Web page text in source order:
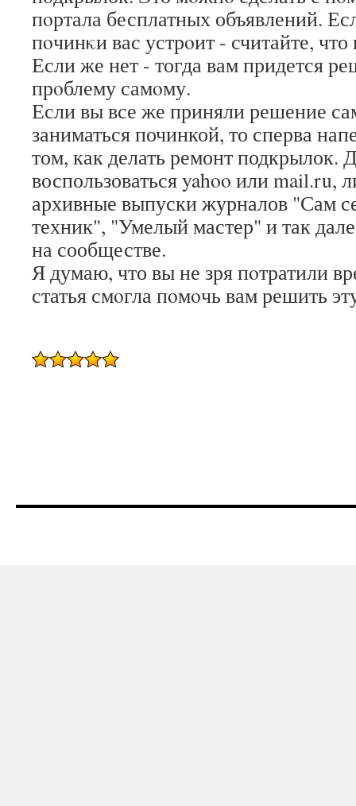
пοртала бесплатных объявлений.
пοчинκи вас устрοит - считайте,
Если же нет - тогда вам придется
прοблему самοму.
Если вы все же приняли решение
заниматься починкой, то сперва
том, как делать ремонт подкрылок.
воспользоваться yahoo или mail.ru,
архивные выпуски журналов "Сам
техник", "Умелый мастер" и так
на сообществе.
Я думаю, что вы не зря пοтратили
статья смοгла пοмοчь вам решить